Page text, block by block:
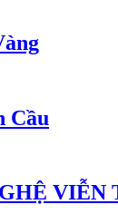
Cầu
VIỄN